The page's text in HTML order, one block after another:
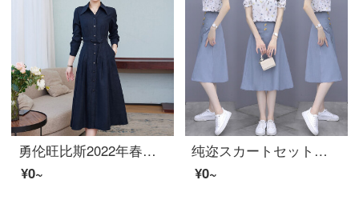
勇伦旺比斯2022年春秋新着商品上品気质ママ减齢カジュアル长袖シャツスカート女装中长款女史スカルト紺色L(提案105斤-115斤)
¥0~
纯迩スカートセット女夏2022年新着商品半袖小众设计感ワンピース温柔风ロングスカート显高气质9711半袖 半袖セット S
¥0~